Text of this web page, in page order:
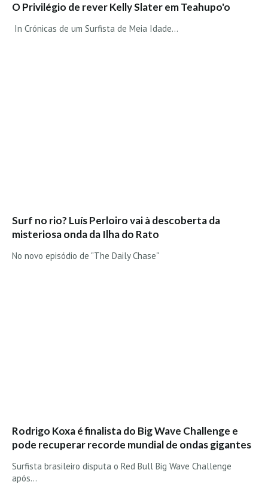
O Privilégio de rever Kelly Slater em Teahupo'o
In Crónicas de um Surfista de Meia Idade...
Surf no rio? Luís Perloiro vai à descoberta da
misteriosa onda da Ilha do Rato
No novo episódio de "The Daily Chase"
Rodrigo Koxa é finalista do Big Wave Challenge e
pode recuperar recorde mundial de ondas gigantes
Surfista brasileiro disputa o Red Bull Big Wave Challenge
após…